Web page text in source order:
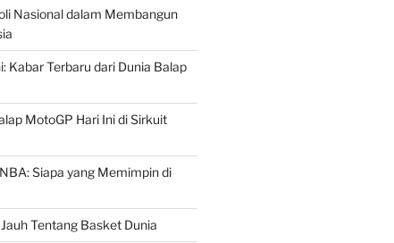
Nasional dalam Membangun
Kabar Terbaru dari Dunia Balap
MotoGP Hari Ini di Sirkuit
Siapa yang Memimpin di
Tentang Basket Dunia